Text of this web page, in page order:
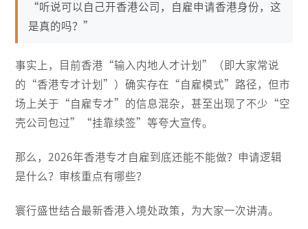
“听说可以自己开香港公司，自雇申请香港身份，这
是真的吗？”
事实上，目前香港“输入内地人才计划”（即大家常说
的“香港专才计划”）确实存在“自雇模式”路径，但市
场上关于“自雇专才”的信息混杂，甚至出现了不少“空
壳公司包过”“挂靠续签”等夸大宣传。
那么，2026年香港专才自雇到底还能不能做？申请逻辑
是什么？审核重点有哪些？
寰行盛世结合最新香港入境处政策，为大家一次讲清。